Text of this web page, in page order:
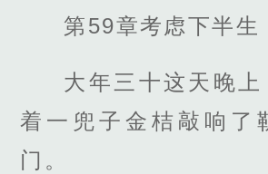
第59章考虑下半生
大年三十这天晚上
着一兜子金桔敲响了
门。